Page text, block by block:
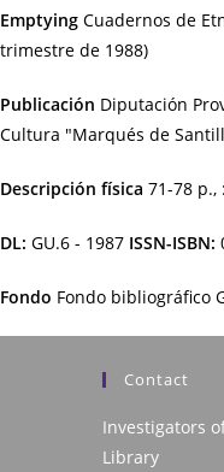
Emptying Cuadernos de
trimestre de 1988)
Publicación Diputación
Cultura "Marqués de
Descripción física 71-78 p.,
DL: GU.6 - 1987 ISSN-ISBN:
Fondo Fondo bibliográfico
Contact
Investigators
Library